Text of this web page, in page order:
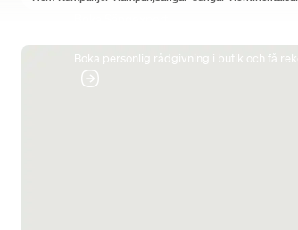
Boka personlig rådgivning i butik och få